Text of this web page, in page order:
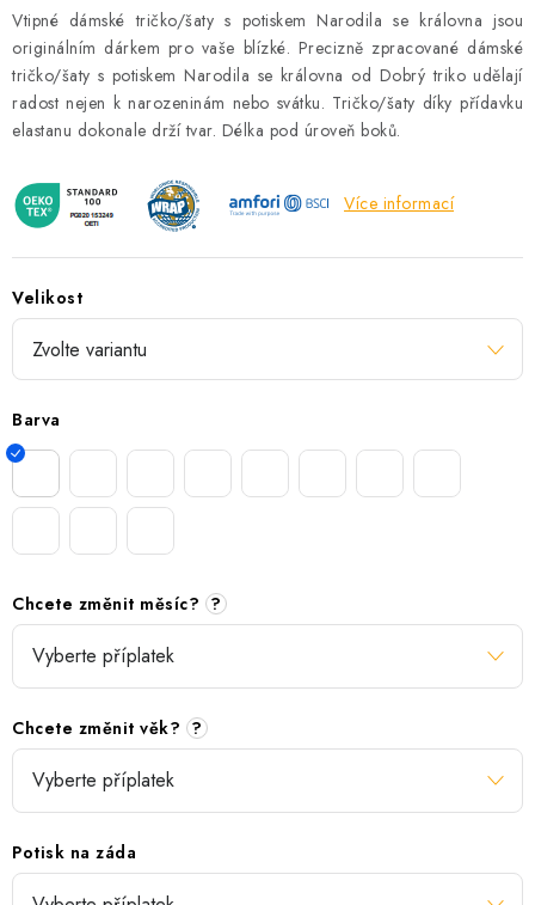
Vtipné dámské tričko/šaty s potiskem Narodila se královna jsou
originálním dárkem pro vaše blízké. Precizně zpracované dámské
tričko/šaty s potiskem Narodila se královna od Dobrý triko udělají
radost nejen k narozeninám nebo svátku. Tričko/šaty díky přídavku
elastanu dokonale drží tvar. Délka pod úroveň boků.
Více informací
Velikost
Barva
Chcete změnit měsíc? ?
Chcete změnit věk? ?
Potisk na záda